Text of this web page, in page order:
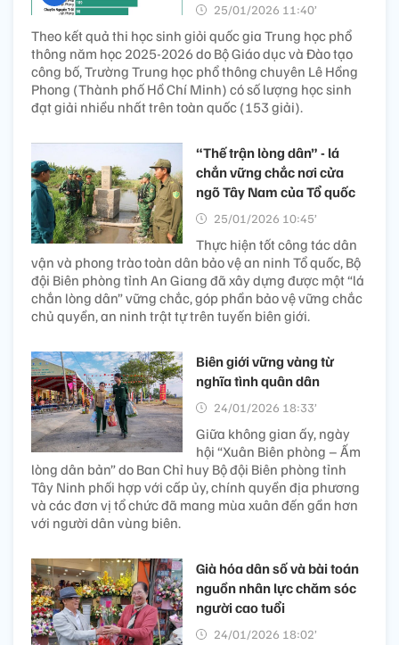
25/01/2026 11:40’
Theo kết quả thi học sinh giỏi quốc gia Trung học phổ
thông năm học 2025-2026 do Bộ Giáo dục và Đào tạo
công bố, Trường Trung học phổ thông chuyên Lê Hồng
Phong (Thành phố Hồ Chí Minh) có số lượng học sinh
đạt giải nhiều nhất trên toàn quốc (153 giải).
“Thế trận lòng dân” - lá
chắn vững chắc nơi cửa
ngõ Tây Nam của Tổ quốc
25/01/2026 10:45’
Thực hiện tốt công tác dân
vận và phong trào toàn dân bảo vệ an ninh Tổ quốc, Bộ
đội Biên phòng tỉnh An Giang đã xây dựng được một “lá
chắn lòng dân” vững chắc, góp phần bảo vệ vững chắc
chủ quyền, an ninh trật tự trên tuyến biên giới.
Biên giới vững vàng từ
nghĩa tình quân dân​
24/01/2026 18:33’
Giữa không gian ấy, ngày
hội “Xuân Biên phòng – Ấm
lòng dân bản” do Ban Chỉ huy Bộ đội Biên phòng tỉnh
Tây Ninh phối hợp với cấp ủy, chính quyền địa phương
và các đơn vị tổ chức đã mang mùa xuân đến gần hơn
với người dân vùng biên.
Già hóa dân số và bài toán
nguồn nhân lực chăm sóc
người cao tuổi
24/01/2026 18:02’